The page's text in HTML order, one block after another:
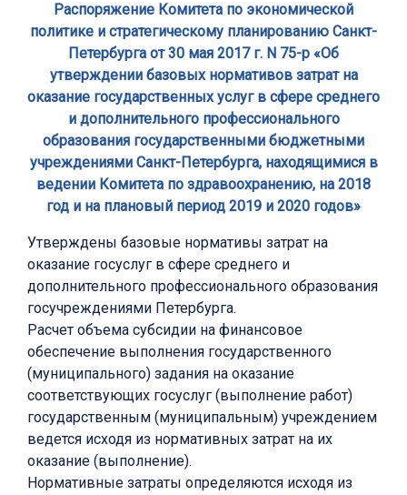
Распоряжение Комитета по экономической
политике и стратегическому планированию Санкт-
Петербурга от 30 мая 2017 г. N 75-р «Об
утверждении базовых нормативов затрат на
оказание государственных услуг в сфере среднего
и дополнительного профессионального
образования государственными бюджетными
учреждениями Санкт-Петербурга, находящимися в
ведении Комитета по здравоохранению, на 2018
год и на плановый период 2019 и 2020 годов»
Утверждены базовые нормативы затрат на
оказание госуслуг в сфере среднего и
дополнительного профессионального образования
госучреждениями Петербурга.
Расчет объема субсидии на финансовое
обеспечение выполнения государственного
(муниципального) задания на оказание
соответствующих госуслуг (выполнение работ)
государственным (муниципальным) учреждением
ведется исходя из нормативных затрат на их
оказание (выполнение).
Нормативные затраты определяются исходя из